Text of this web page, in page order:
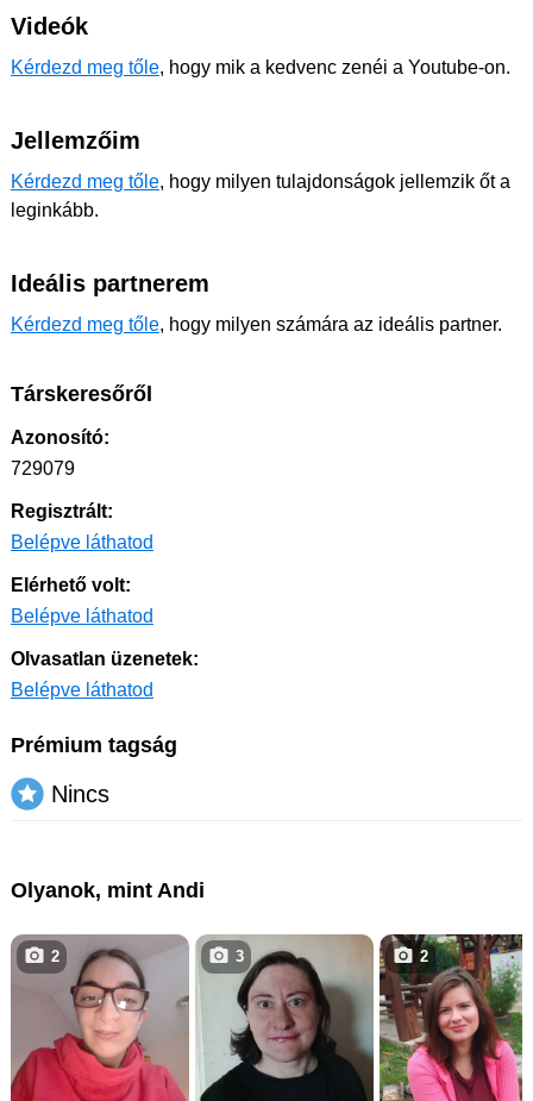
Videók
Kérdezd meg tőle, hogy mik a kedvenc zenéi a Youtube-on.
Jellemzőim
Kérdezd meg tőle, hogy milyen tulajdonságok jellemzik őt a
leginkább.
Ideális partnerem
Kérdezd meg tőle, hogy milyen számára az ideális partner.
Társkeresőről
Azonosító:
729079
Regisztrált:
Belépve láthatod
Elérhető volt:
Belépve láthatod
Olvasatlan üzenetek:
Belépve láthatod
Prémium tagság
Nincs
Olyanok, mint Andi
2 3 2